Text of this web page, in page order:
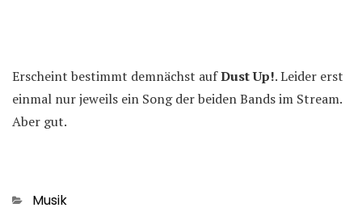
Erscheint bestimmt demnächst aufDust Up!. Leider erst
einmal nur jeweils ein Song der beiden Bands im Stream.
Aber gut.
Kategorien
Musik